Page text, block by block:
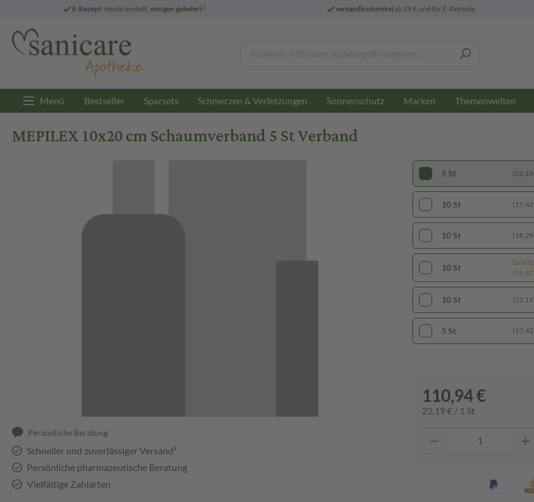
E-Rezept: Heute bestellt, morgen geliefert3 versandkostenfreiab 29 € und für E-Rezepte
Menü Bestseller Sparsets Schmerzen & Verletzungen Sonnenschutz Marken Themenwelten
MEPILEX 10x20 cm Schaumverband 5 St Verband
Persönliche Beratung
Schneller und zuverlässiger Versand³
Persönliche pharmazeutische Beratung
Vielfältige Zahlarten
10 St (17,42
10 St (18,29
10 St
(11,47
10 St (22,19
5 St (17,42
5 St (22,19
110,94 €
22,19 € / 1 St